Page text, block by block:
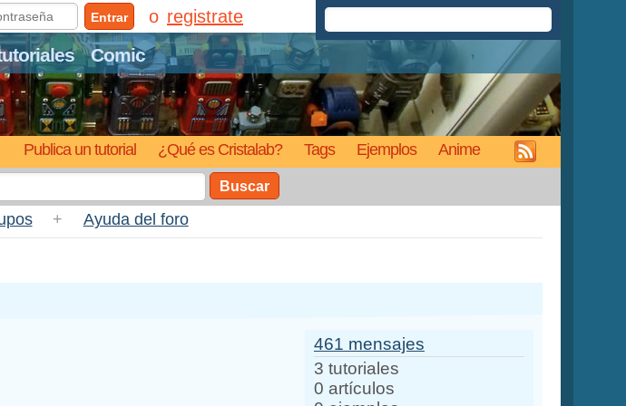
Comic
Publica un tutorial ¿Qué es Cristalab? Tags Ejemplos Anime
Entrar registrate
Buscar
+ Ayuda del foro
461 mensajes
3 tutoriales
0 artículos